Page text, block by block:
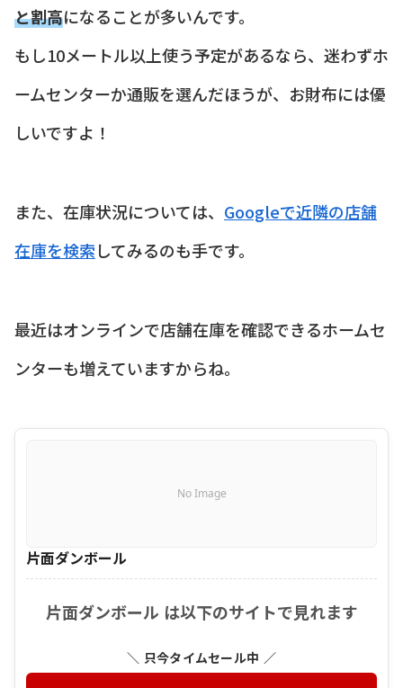
と割高になることが多いんです。
もし10メートル以上使う予定があるなら、迷わずホ
ームセンターか通販を選んだほうが、お財布には優
しいですよ！
また、在庫状況については、 Googleで近隣の店舗
在庫を検索してみるのも手です。
最近はオンラインで店舗在庫を確認できるホームセ
ンターも増えていますからね。
No Image
片面ダンボール
片面ダンボール は以下のサイトで見れます
＼ 只今タイムセール中 ／